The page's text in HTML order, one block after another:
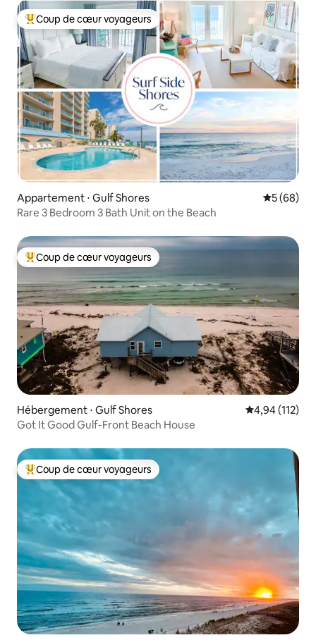
Coups de cœur voyageurs les plus appréciés
Coup de cœur voyageurs
Appartement ⋅ Gulf Shores
5 (68)
Rare 3 Bedroom 3 Bath Unit on the Beach
Coups de cœur voyageurs les plus appréciés
Coup de cœur voyageurs
Hébergement ⋅ Gulf Shores Évaluation
4,94 (112)
Got It Good Gulf-Front Beach House
Coups de cœur voyageurs les plus appréciés
Coup de cœur voyageurs